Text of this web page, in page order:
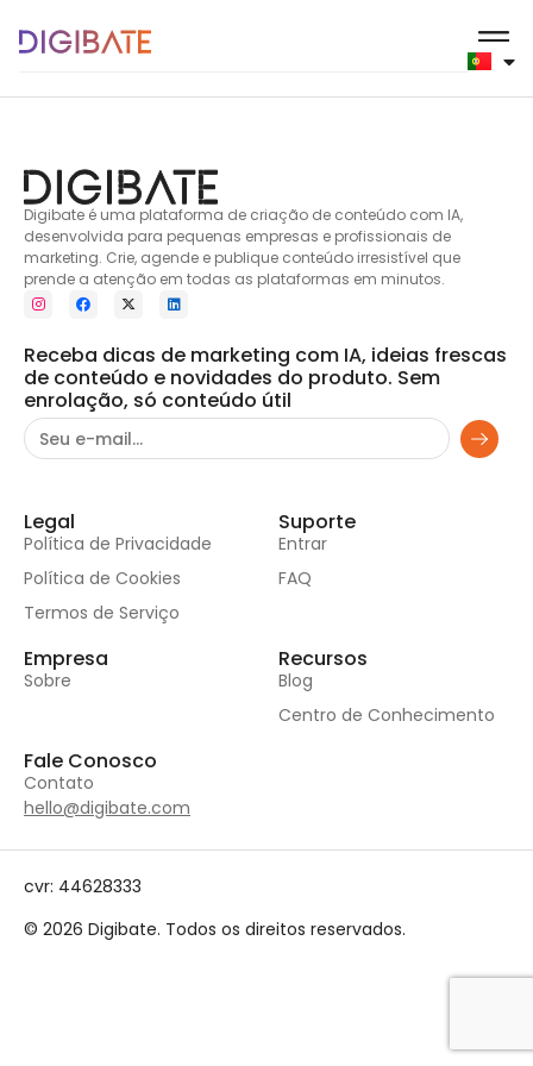
Produtos de beleza
Digibate é uma plataforma de criação de conteúdo com IA,
desenvolvida para pequenas empresas e profissionais de
marketing. Crie, agende e publique conteúdo irresistível que
prende a atenção em todas as plataformas em minutos.
Receba dicas de marketing com IA, ideias frescas
de conteúdo e novidades do produto. Sem
enrolação, só conteúdo útil
Legal
Política de Privacidade
Política de Cookies
Termos de Serviço
Suporte
Entrar
FAQ
Empresa
Sobre
Recursos
Blog
Centro de Conhecimento
Fale Conosco
Contato
hello@digibate.com
cvr: 44628333
© 2026 Digibate. Todos os direitos reservados.